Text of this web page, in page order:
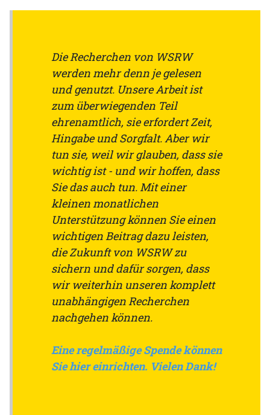
Die Recherchen von WSRW
werden mehr denn je gelesen
und genutzt. Unsere Arbeit ist
zum überwiegenden Teil
ehrenamtlich, sie erfordert Zeit,
Hingabe und Sorgfalt. Aber wir
tun sie, weil wir glauben, dass sie
wichtig ist - und wir hoffen, dass
Sie das auch tun. Mit einer
kleinen monatlichen
Unterstützung können Sie einen
wichtigen Beitrag dazu leisten,
die Zukunft von WSRW zu
sichern und dafür sorgen, dass
wir weiterhin unseren komplett
unabhängigen Recherchen
nachgehen können.
Eine regelmäßige Spende können
Sie hier einrichten. Vielen Dank!